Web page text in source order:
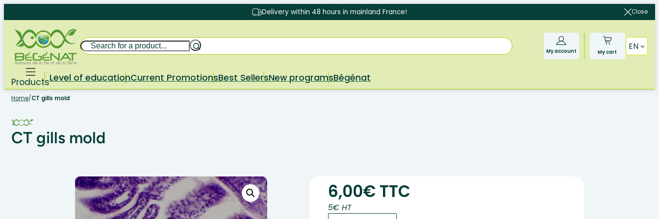
to
content
Close
Delivery within 48 hours in mainland France!
My account My cart
EN
Products
Search
Level of educationCurrent PromotionsBest SellersNew programsBégénat
Home/CT gills mold
CT gills mold
6,00€ TTC
5€ HT